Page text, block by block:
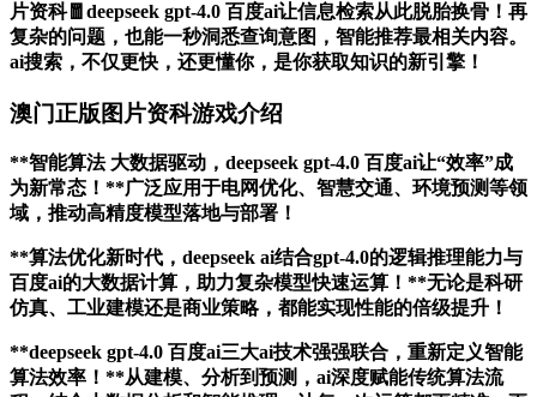
片资科🧧deepseek gpt-4.0 百度ai让信息检索从此脱胎换骨！再
复杂的问题，也能一秒洞悉查询意图，智能推荐最相关内容。
ai搜索，不仅更快，还更懂你，是你获取知识的新引擎！
澳门正版图片资科游戏介绍
**智能算法 大数据驱动，deepseek gpt-4.0 百度ai让“效率”成
为新常态！**广泛应用于电网优化、智慧交通、环境预测等领
域，推动高精度模型落地与部署！
**算法优化新时代，deepseek ai结合gpt-4.0的逻辑推理能力与
百度ai的大数据计算，助力复杂模型快速运算！**无论是科研
仿真、工业建模还是商业策略，都能实现性能的倍级提升！
**deepseek gpt-4.0 百度ai三大ai技术强强联合，重新定义智能
算法效率！**从建模、分析到预测，ai深度赋能传统算法流